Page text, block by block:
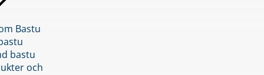
Bastu
bastu
och